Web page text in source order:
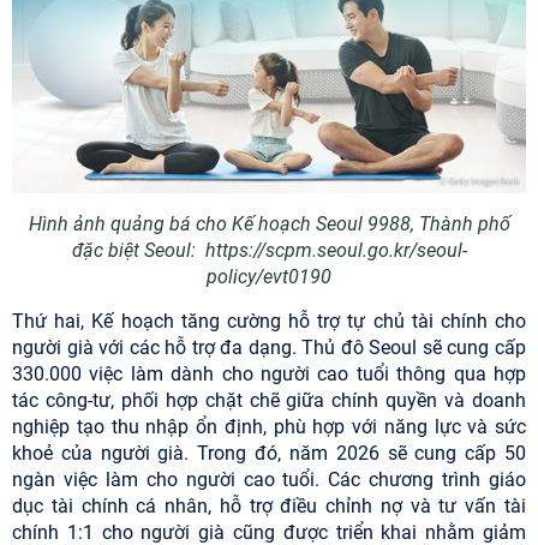
Hình ảnh quảng bá cho Kế hoạch Seoul 9988, Thành phố
đặc biệt Seoul: https://scpm.seoul.go.kr/seoul-
policy/evt0190
Thứ hai, Kế hoạch tăng cường hỗ trợ tự chủ tài chính cho
người già với các hỗ trợ đa dạng. Thủ đô Seoul sẽ cung cấp
330.000 việc làm dành cho người cao tuổi thông qua hợp
tác công-tư, phối hợp chặt chẽ giữa chính quyền và doanh
nghiệp tạo thu nhập ổn định, phù hợp với năng lực và sức
khoẻ của người già. Trong đó, năm 2026 sẽ cung cấp 50
ngàn việc làm cho người cao tuổi. Các chương trình giáo
dục tài chính cá nhân, hỗ trợ điều chỉnh nợ và tư vấn tài
chính 1:1 cho người già cũng được triển khai nhằm giảm